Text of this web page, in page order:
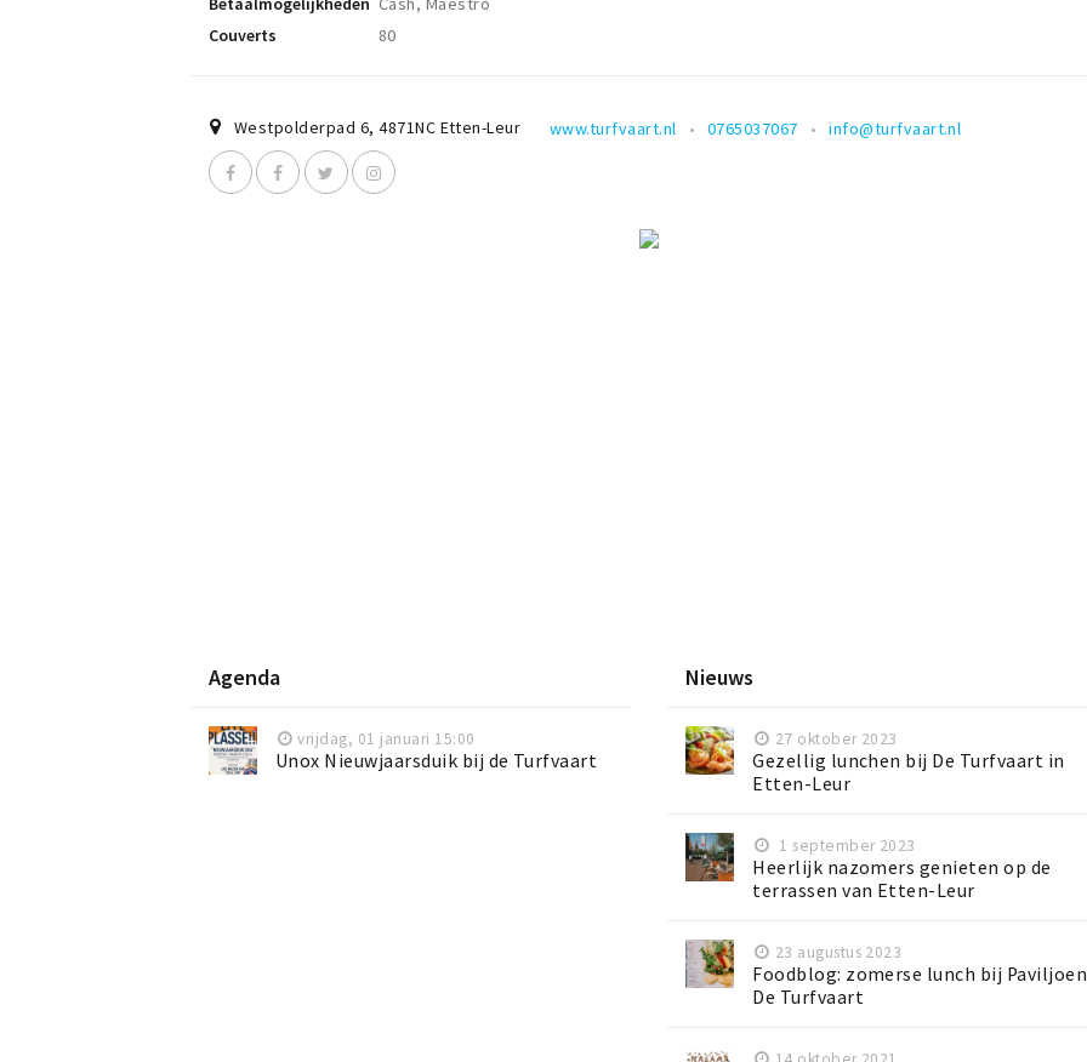
Couverts
80
Westpolderpad 6,4871NC Etten-Leur www.turfvaart.nl 0765037067 info@turfvaart.nl
Agenda
vrijdag, 01 januari 15:00
Unox Nieuwjaarsduik bij de Turfvaart
Nieuws
27 oktober 2023
Gezellig lunchen bij De Turfvaart in
Etten-Leur
1 september 2023
Heerlijk nazomers genieten op de
terrassen van Etten-Leur
23 augustus 2023
Foodblog: zomerse lunch bij Paviljoen
De Turfvaart